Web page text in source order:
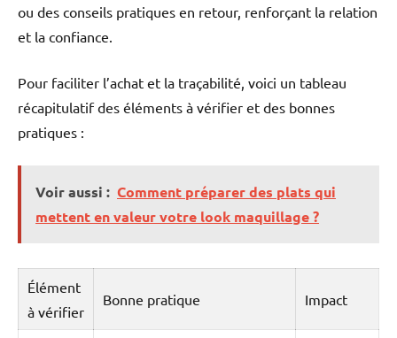
ou des conseils pratiques en retour, renforçant la relation
et la confiance.
Pour faciliter l’achat et la traçabilité, voici un tableau
récapitulatif des éléments à vérifier et des bonnes
pratiques :
Voir aussi : Comment préparer des plats qui
mettent en valeur votre look maquillage ?
Élément
à vérifier
Bonne pratique Impact